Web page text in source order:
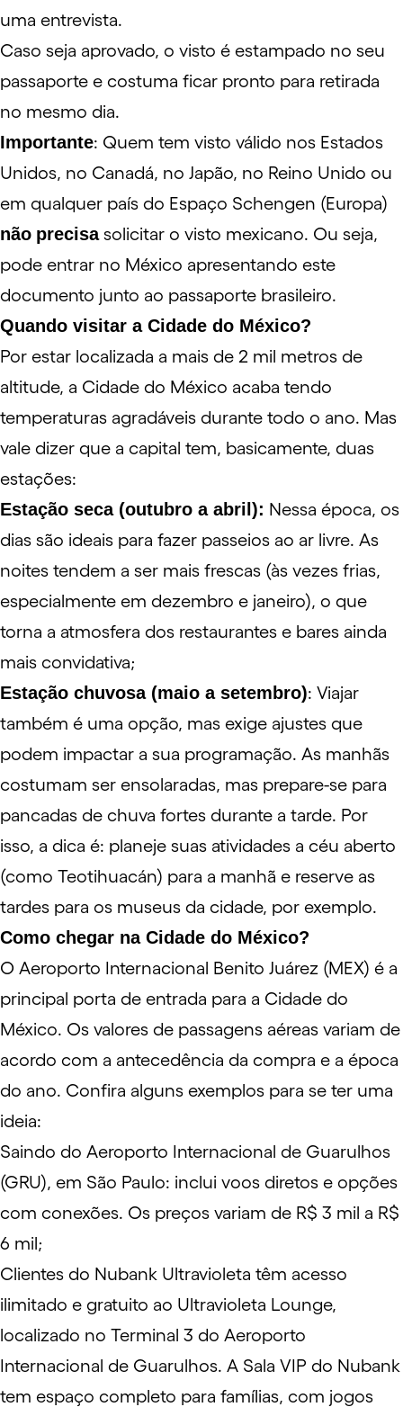
uma entrevista.
Caso seja aprovado, o visto é estampado no seu
passaporte e costuma ficar pronto para retirada
no mesmo dia.
Importante: Quem tem visto válido nos Estados
Unidos, no Canadá, no Japão, no Reino Unido ou
em qualquer país do Espaço Schengen (Europa)
não precisasolicitar o visto mexicano. Ou seja,
pode entrar no México apresentando este
documento junto ao passaporte brasileiro.
Quando visitar a Cidade do México?
Por estar localizada a mais de 2 mil metros de
altitude, a Cidade do México acaba tendo
temperaturas agradáveis durante todo o ano. Mas
vale dizer que a capital tem, basicamente, duas
estações:
Estação seca (outubro a abril): Nessa época, os
dias são ideais para fazer passeios ao ar livre. As
noites tendem a ser mais frescas (às vezes frias,
especialmente em dezembro e janeiro), o que
torna a atmosfera dos restaurantes e bares ainda
mais convidativa;
Estação chuvosa (maio a setembro): Viajar
também é uma opção, mas exige ajustes que
podem impactar a sua programação. As manhãs
costumam ser ensolaradas, mas prepare-se para
pancadas de chuva fortes durante a tarde. Por
isso, a dica é: planeje suas atividades a céu aberto
(como Teotihuacán) para a manhã e reserve as
tardes para os museus da cidade, por exemplo.
Como chegar na Cidade do México?
O Aeroporto Internacional Benito Juárez (MEX) é a
principal porta de entrada para a Cidade do
México. Os valores de passagens aéreas variam de
acordo com a antecedência da compra e a época
do ano. Confira alguns exemplos para se ter uma
ideia:
Saindo do Aeroporto Internacional de Guarulhos
(GRU), em São Paulo: inclui voos diretos e opções
com conexões. Os preços variam de R$ 3 mil a R$
6 mil;
Clientes do Nubank Ultravioleta têm acesso
ilimitado e gratuito ao Ultravioleta Lounge,
localizado no Terminal 3 do Aeroporto
Internacional de Guarulhos. A Sala VIP do Nubank
tem espaço completo para famílias, com jogos